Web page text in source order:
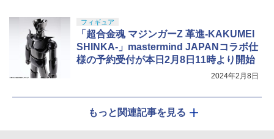
フィギュア
「超合金魂 マジンガーZ 革進-KAKUMEI
SHINKA-」mastermind JAPANコラボ仕
様の予約受付が本日2月8日11時より開始
2024年2月8日
もっと関連記事を見る